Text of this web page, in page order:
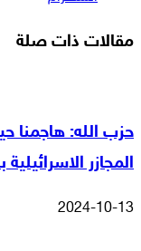
مقالات ذات صلة
حزب الله: هاجمنا
المجازر
2024-10-13